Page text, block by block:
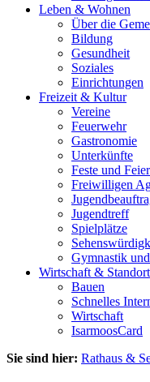
Leben & Wohnen
Über die
Bildung
Gesundheit
Soziales
Einrichtungen
Freizeit & Kultur
Vereine
Feuerwehr
Gastronomie
Unterkünfte
Feste und
Freiwilligen
Jugendtreff
Spielplätze
Gymnastik
Wirtschaft & Standort
Bauen
Schnelles
Wirtschaft
IsarmoosCard
Sie sind hier: Rathaus &